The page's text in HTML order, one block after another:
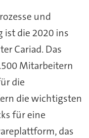
und
die 2020 ins
Cariad. Das
Mitarbeitern
die
die wichtigsten
für eine
das